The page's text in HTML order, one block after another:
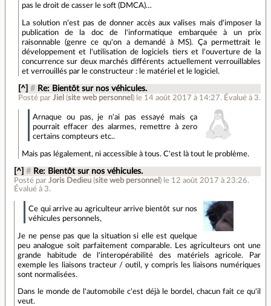
pas le droit de casser le soft (DMCA)…
La solution n'est pas de donner accès aux valises mais d'imposer la
publication de la doc de l'informatique embarquée à un prix
raisonnable (genre ce qu'on a demandé à MS). Ça permettrait le
développement et l'utilisation de logiciels tiers et l'ouverture de la
concurrence sur deux marchés différents actuellement verrouillables
et verrouillés par le constructeur : le matériel et le logiciel.
[^] # Re: Bientôt sur nos véhicules.
Posté par Jiel (site web personnel ) le 14 août 2017 à 14:27. Évalué à 3.
Arnaque ou pas, je n'ai pas essayé mais ça
pourrait effacer des alarmes, remettre à zero
certains compteurs etc..
Mais pas légalement, ni accessible à tous. C'est là tout le problème.
[^] # Re: Bientôt sur nos véhicules.
Posté parJoris Dedieu (site web personnel ) le 12 août 2017 à 23:26.
Évalué à 3.
Ce qui arrive au agriculteur arrive bientôt sur nos
véhicules personnels,
Je ne pense pas que la situation si elle est quelque
peu analogue soit parfaitement comparable. Les agriculteurs ont une
grande habitude de l'interopérabilité des matériels agricole. Par
exemple les liaisons tracteur / outil, y compris les liaisons numériques
sont normalisées.
Dans le monde de l'automobile c'est déjà le bordel, chacun fait ce qu'il
veut.